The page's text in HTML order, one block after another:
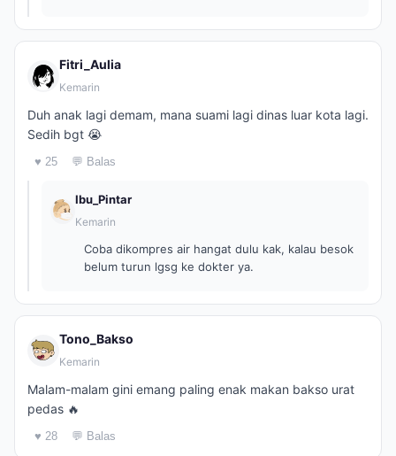
Fitri_Aulia
Kemarin
Duh anak lagi demam, mana suami lagi dinas luar kota lagi.
Sedih bgt 😭
♥ 25 💬 Balas
Ibu_Pintar
Kemarin
Coba dikompres air hangat dulu kak, kalau besok
belum turun lgsg ke dokter ya.
Tono_Bakso
Kemarin
Malam-malam gini emang paling enak makan bakso urat
pedas 🔥
♥ 28 💬 Balas